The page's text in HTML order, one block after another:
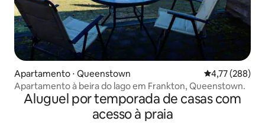
Apartamento ⋅ Queenstown 4,77 de uma
4,77 (288)
Apartamento à beira do lago em Frankton, Queenstown.
Aluguel por temporada de casas com
acesso à praia